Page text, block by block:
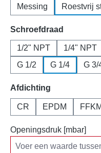
Messing Roestvrij
Selecteer
Schroefdraad
1/2" NPT 1/4" NPT
G 1/2
G 1/4 G 3/
Selecteer
Afdichting
CR EPDM FFKM
Openingsdruk [mbar]